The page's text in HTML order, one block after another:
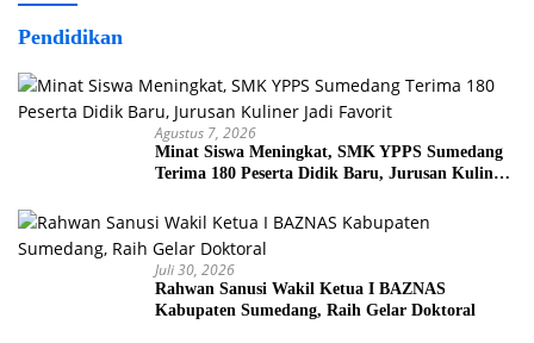
Pendidikan
Agustus 7, 2026
Minat Siswa Meningkat, SMK YPPS Sumedang
Terima 180 Peserta Didik Baru, Jurusan Kuliner
Juli 30, 2026
Rahwan Sanusi Wakil Ketua I BAZNAS
Kabupaten Sumedang, Raih Gelar Doktoral